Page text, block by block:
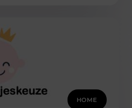
HOME